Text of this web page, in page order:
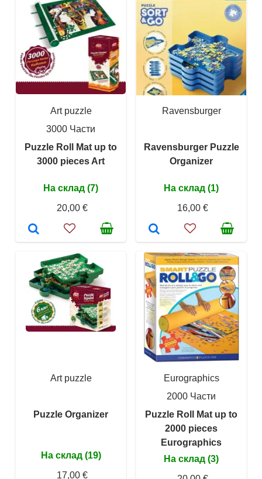
Art puzzle
3000 Части
Puzzle Roll Mat up to
3000 pieces Art
На склад (7)
20,00 €
Ravensburger
Ravensburger Puzzle
Organizer
На склад (1)
16,00 €
Art puzzle
Puzzle Organizer
На склад (19)
17,00 €
Eurographics
2000 Части
Puzzle Roll Mat up to
2000 pieces
Eurographics
На склад (3)